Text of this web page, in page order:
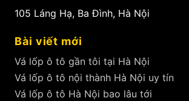
105 Láng Hạ, Ba Đình, Hà Nội
Bài viết mới
Vá lốp ô tô gần tôi tại Hà Nội
Vá lốp ô tô nội thành Hà Nội uy tín
Vá lốp ô tô Hà Nội bao lâu tới